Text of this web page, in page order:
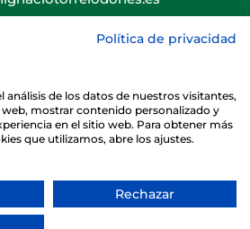
Básico San Ignacio Torrelodones
Política de privacidad
análisis de los datos de nuestros visitantes,
mostrar contenido personalizado y
en el sitio web. Para obtener más
que utilizamos, abre los ajustes.
Rechazar